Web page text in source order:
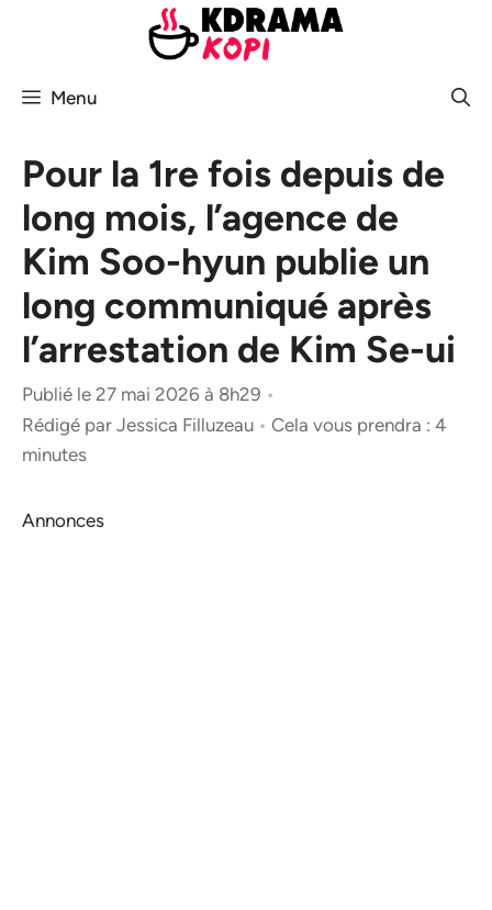
Menu
Pour la 1re fois depuis de
long mois, l’agence de
Kim Soo-hyun publie un
long communiqué après
l’arrestation de Kim Se-ui
Publié le 27 mai 2026 à 8h29 •
Rédigé par Jessica Filluzeau • Cela vous prendra : 4
minutes
Annonces